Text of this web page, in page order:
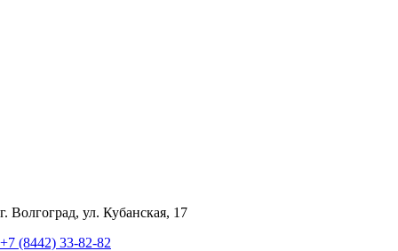
г. Волгоград, ул. Кубанская, 17
+7 (8442) 33-82-82